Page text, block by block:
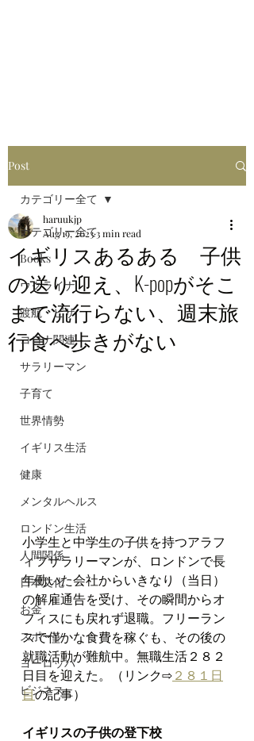
Post
カテゴリー全て
Books
ウクライナ
渡航・ビザ
コロナ関連
サラリーマン
子育て
世界情勢
イギリス生活
健康
メンタルヘルス
ロンドン生活
人間関係
日本文化
お金
スポーツ
ヨーロッパ
ビジネス
カテゴリー全て
イギリスあるある 子供
の送り迎え、K-popがそこ
まで流行らない、週末旅
行食べ歩きがない
haruukjp
Aug 19, 20233 min read
小学生と中学生の子供を持つアラフ
ィフサラリーマンが、ロンドンで長
年働いた会社からいきなり（当日）
の解雇通告を受け、その瞬間からオ
フィスにも戻れず退職。フリーラン
スで僅かな食費を稼ぐも、その後の
就職活動が難航中。無職生活２８２
日目を迎えた。（リンク⇨２８１日
目の記事）
イギリスの子供の登下校